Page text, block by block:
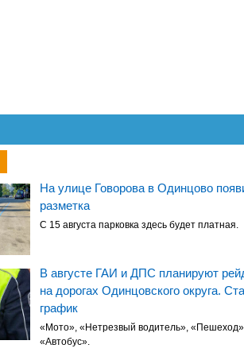
На улице Говорова в Одинцово
разметка
С 15 августа парковка здесь будет платная.
В августе ГАИ и ДПС планируют
на дорогах Одинцовского округа.
график
«Мото», «Нетрезвый водитель»,
«Автобус».